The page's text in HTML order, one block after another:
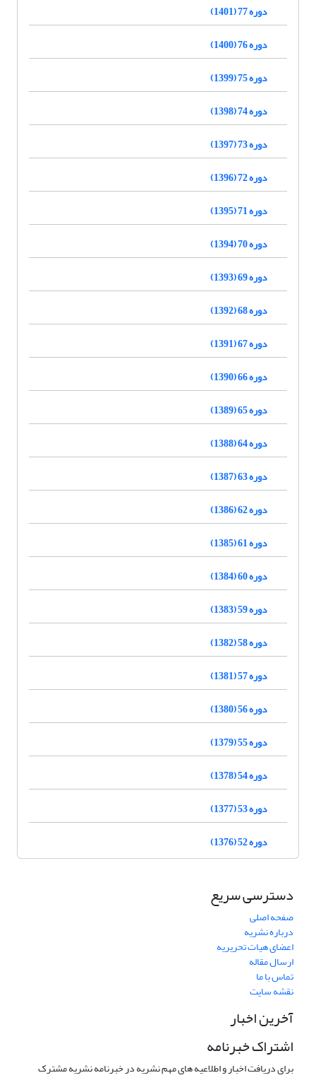
دوره 77 (1401)
دوره 76 (1400)
دوره 75 (1399)
دوره 74 (1398)
دوره 73 (1397)
دوره 72 (1396)
دوره 71 (1395)
دوره 70 (1394)
دوره 69 (1393)
دوره 68 (1392)
دوره 67 (1391)
دوره 66 (1390)
دوره 65 (1389)
دوره 64 (1388)
دوره 63 (1387)
دوره 62 (1386)
دوره 61 (1385)
دوره 60 (1384)
دوره 59 (1383)
دوره 58 (1382)
دوره 57 (1381)
دوره 56 (1380)
دوره 55 (1379)
دوره 54 (1378)
دوره 53 (1377)
دوره 52 (1376)
دسترسی سریع
صفحه اصلی
درباره نشریه
اعضای هیات تحریریه
ارسال مقاله
تماس با ما
نقشه سایت
آخرین اخبار
اشتراک خبرنامه
برای دریافت اخبار و اطلاعیه های مهم نشریه در خبرنامه نشریه مشترک